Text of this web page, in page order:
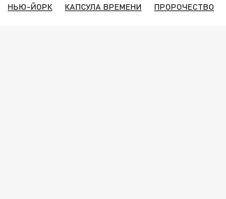
НЬЮ-ЙОРК КАПСУЛА ВРЕМЕНИ ПРОРОЧЕСТВО